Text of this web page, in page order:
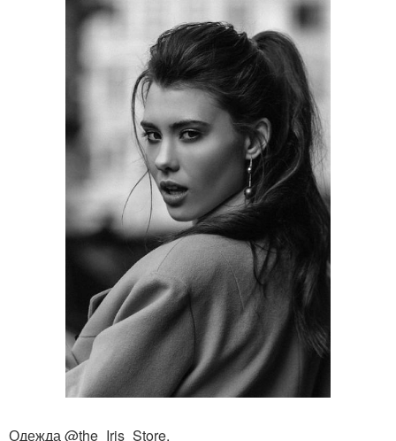
Одежда @the_Iris_Store.